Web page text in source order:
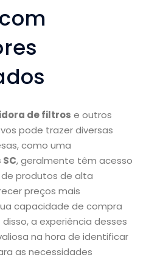
de filtros e outros
pode trazer diversas
como uma
, geralmente têm acesso
produtos de alta
preços mais
capacidade de compra
a experiência desses
na hora de identificar
as necessidades